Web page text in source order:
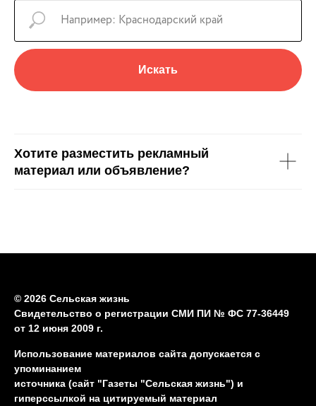
Искать
Хотите разместить рекламный
материал или объявление?
© 2026 Сельская жизнь
Свидетельство о регистрации СМИ ПИ № ФС 77-36449
от 12 июня 2009 г.
Использование материалов сайта допускается с
упоминанием
источника (сайт "Газеты "Сельская жизнь") и
гиперссылкой на цитируемый материал